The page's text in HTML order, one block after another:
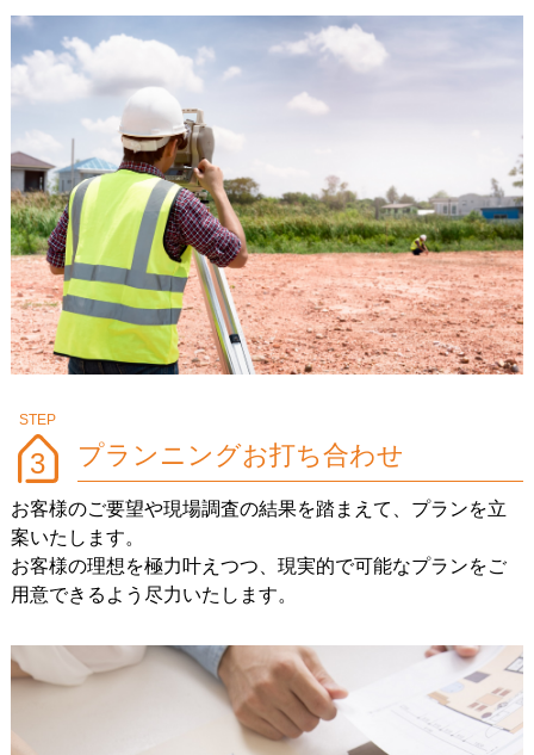
3 プランニングお打ち合わせ
お客様のご要望や現場調査の結果を踏まえて、プランを立
案いたします。
お客様の理想を極力叶えつつ、現実的で可能なプランをご
用意できるよう尽力いたします。